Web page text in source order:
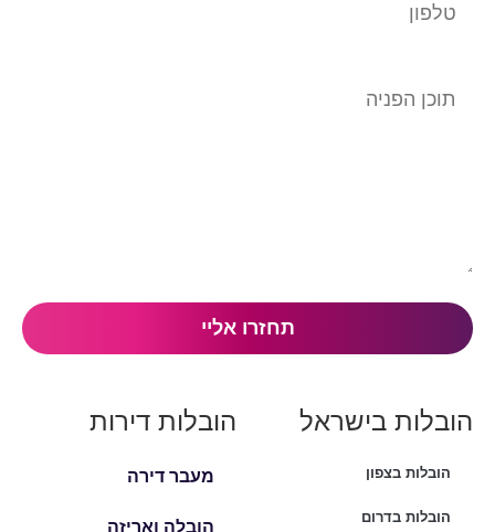
הובלות בישראל
הובלות בצפון
הובלות בדרום
הובלות דירות
מעבר דירה
הובלה ואריזה